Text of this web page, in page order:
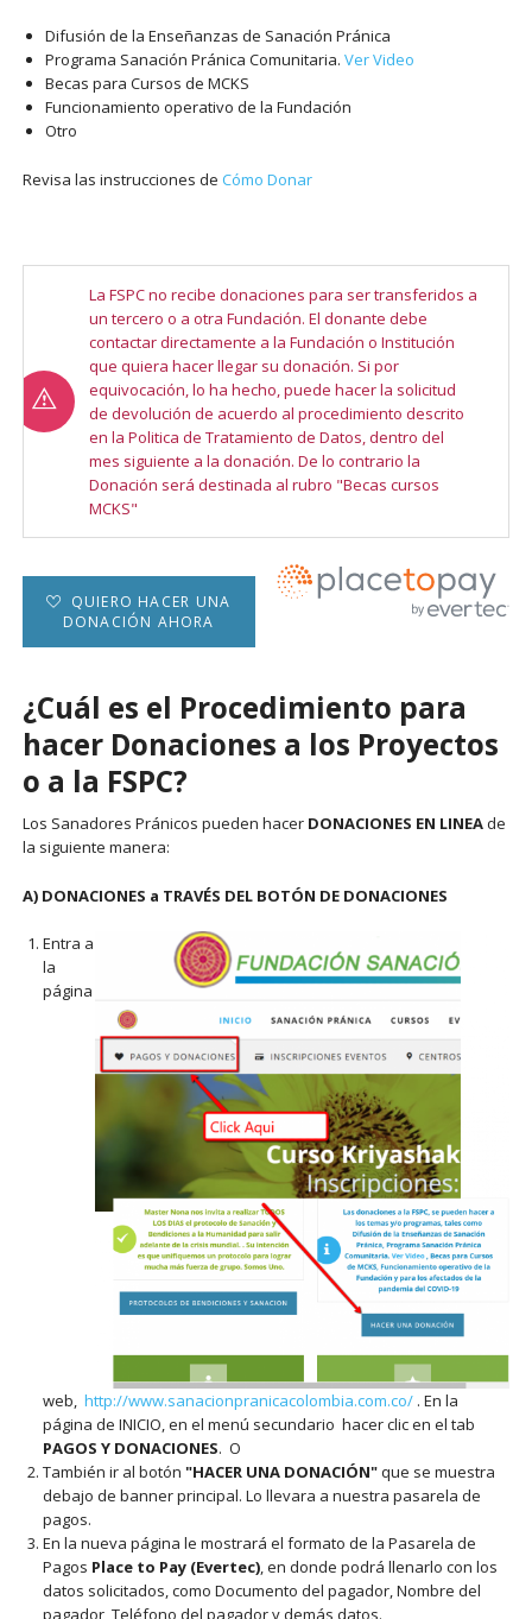
Difusión de la Enseñanzas de Sanación Pránica
Programa Sanación Pránica Comunitaria. Ver Video
Becas para Cursos de MCKS
Funcionamiento operativo de la Fundación
Otro
Revisa las instrucciones de Cómo Donar
La FSPC no recibe donaciones para ser transferidos a
un tercero o a otra Fundación. El donante debe
contactar directamente a la Fundación o Institución
que quiera hacer llegar su donación. Si por
equivocación, lo ha hecho, puede hacer la solicitud
de devolución de acuerdo al procedimiento descrito
en la Politica de Tratamiento de Datos, dentro del
mes siguiente a la donación. De lo contrario la
Donación será destinada al rubro "Becas cursos
MCKS"
QUIERO HACER UNA
DONACIÓN AHORA
¿Cuál es el Procedimiento para
hacer Donaciones a los Proyectos
o a la FSPC?
Los Sanadores Pránicos pueden hacer DONACIONES EN LINEAde
la siguiente manera:
A) DONACIONES a TRAVÉS DEL BOTÓN DE DONACIONES
Entra a
la
página
web, http://www.sanacionpranicacolombia.com.co/. En la
página de INICIO, en el menú secundario hacer clic en el tab
PAGOS Y DONACIONES. O
También ir al botón "HACER UNA DONACIÓN"que se muestra
debajo de banner principal. Lo llevara a nuestra pasarela de
pagos.
En la nueva página le mostrará el formato de la Pasarela de
Pagos Place to Pay (Evertec), en donde podrá llenarlo con los
datos solicitados, como Documento del pagador, Nombre del
pagador, Teléfono del pagador y demás datos.